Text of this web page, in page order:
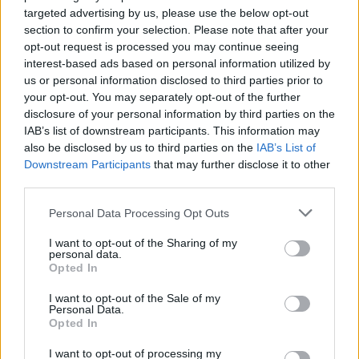
targeted advertising by us, please use the below opt-out
section to confirm your selection. Please note that after your
opt-out request is processed you may continue seeing
interest-based ads based on personal information utilized by
us or personal information disclosed to third parties prior to
your opt-out. You may separately opt-out of the further
disclosure of your personal information by third parties on the
IAB’s list of downstream participants. This information may
also be disclosed by us to third parties on the IAB’s List of
Downstream Participants that may further disclose it to other
Personal Data Processing Opt Outs
I want to opt-out of the Sharing of my
personal data.
Opted In
I want to opt-out of the Sale of my
Personal Data.
Opted In
I want to opt-out of processing my
Michał „Nisha” Jankowski. 20-letni zawodnik Teamu
Secret otrzymał statuetkę dla najlepszego gracza
komputerowego roku. Organizatorzy gali docenili
również Michała Słowińskiego i Steve’a Dudenhoeffera
za ogromny wkład za wyjaśnienie afery trenerskiej.
https://cybersport.pl/276657/esports-awards-rozdane-
nisha-najlepszym-graczem-roku/
Kolejne problemy kadrowe ENCE
zmierzyć się z kolejnym problemem. Jere "sergej" Salo
postanowił spełnić obowiązek i od stycznia 2021 roku
rozpocznie służbę wojskową. W minionym tygodniu nie
był jeszcze znany następca 20-latka, a organizacja w
komunikacie poinformowała o omawianiu okresu
nieobecności Sala.
https://cybersport.pl/275951/problemow-kadrowych-